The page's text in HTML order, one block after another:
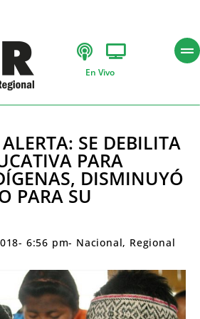
En Vivo
SE DEBILITA
PARA
DISMINUYÓ
PARA SU
- 6:56 pm- Nacional, Regional